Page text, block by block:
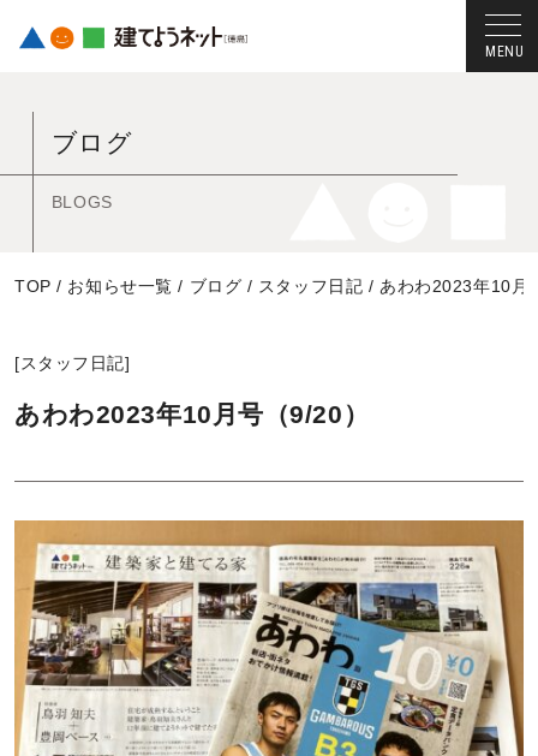
ン
キ
す
ブログ
BLOGS
TOP / お知らせ一覧 / ブログ / スタッフ日記 / あわわ2023年10月
[スタッフ日記]
あわわ2023年10月号（9/20）